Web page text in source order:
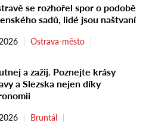
se rozhořel spor o podobě
sadů, lidé jsou naštvaní
Ostrava-město
a zažij. Poznejte krásy
a Slezska nejen díky
Bruntál